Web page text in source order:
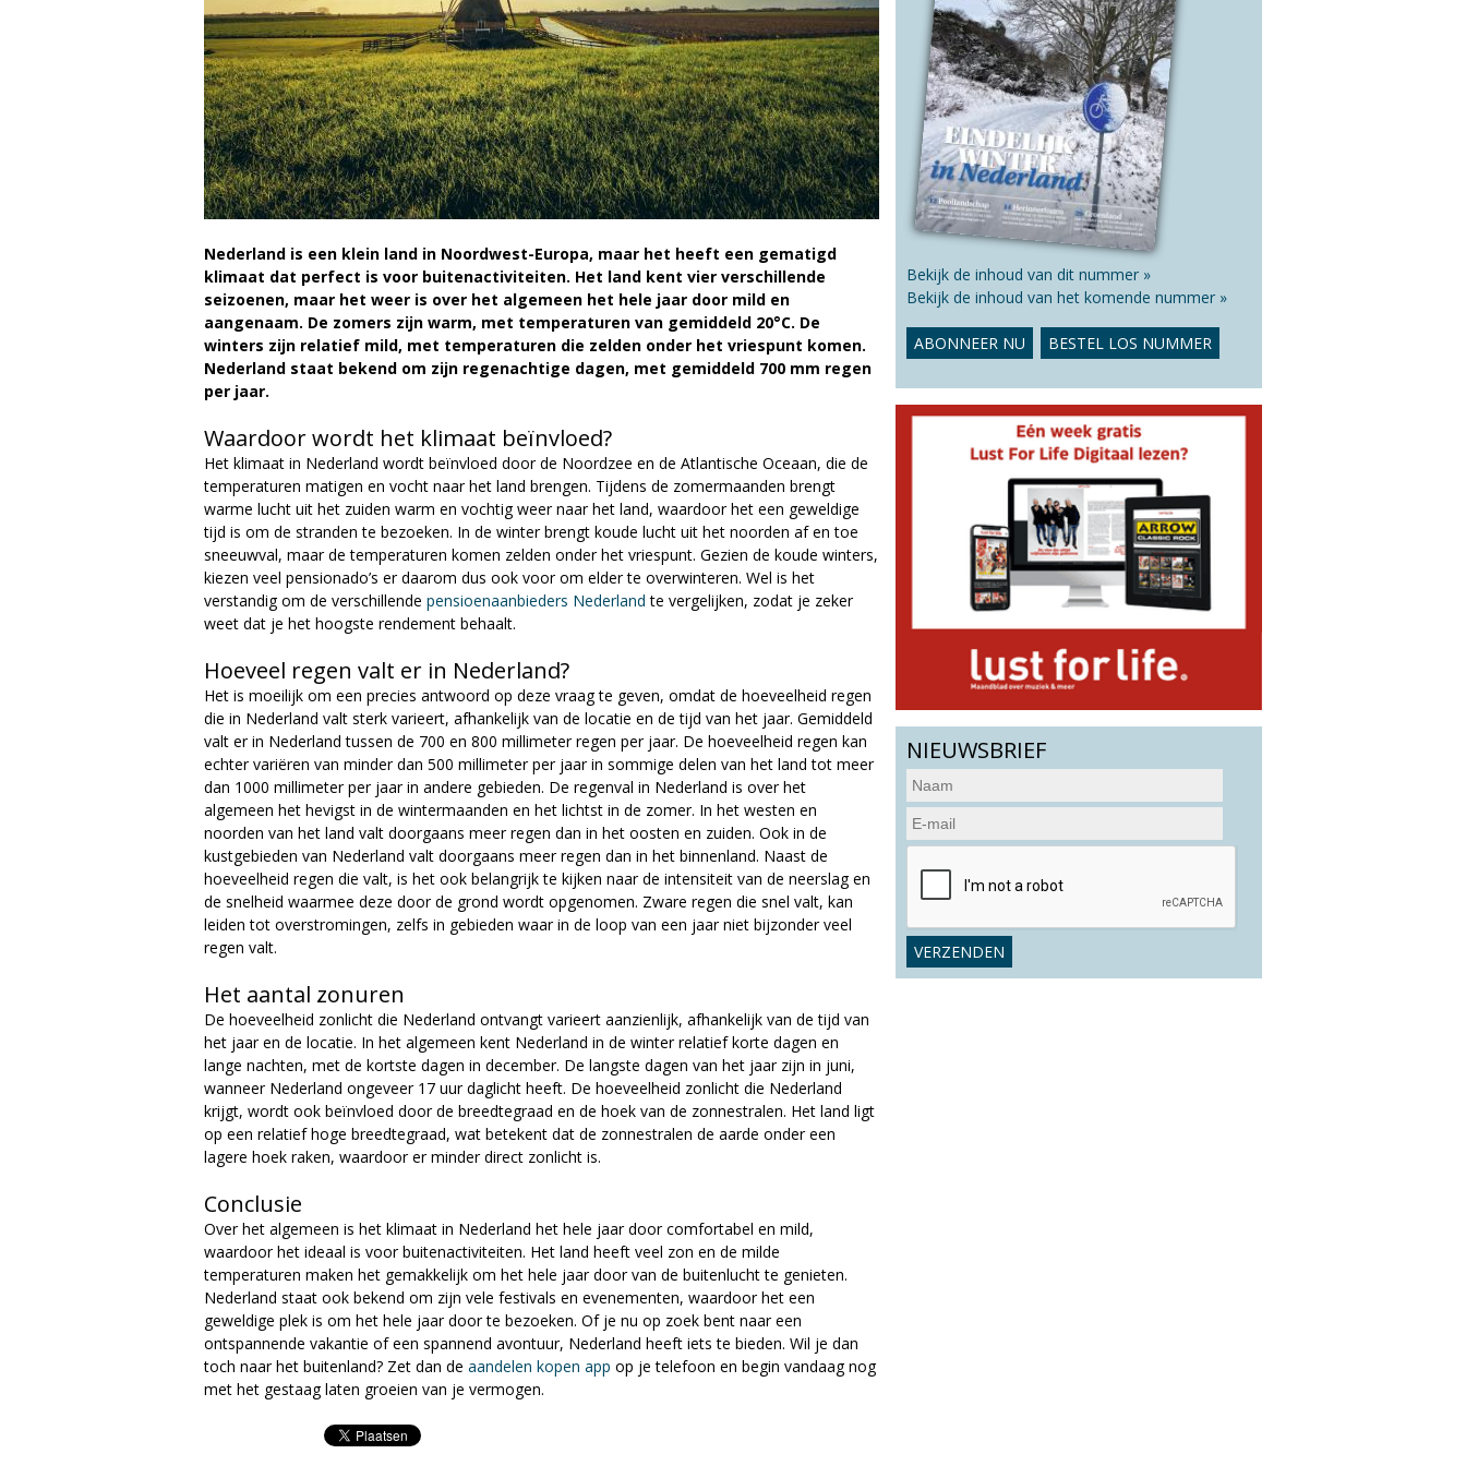
a
g
a
z
i
n
e
Nederland is een klein land in Noordwest-Europa, maar het heeft een gematigd
klimaat dat perfect is voor buitenactiviteiten. Het land kent vier verschillende
seizoenen, maar het weer is over het algemeen het hele jaar door mild en
aangenaam. De zomers zijn warm, met temperaturen van gemiddeld 20°C. De
winters zijn relatief mild, met temperaturen die zelden onder het vriespunt komen.
Nederland staat bekend om zijn regenachtige dagen, met gemiddeld 700 mm regen
per jaar.
Waardoor wordt het klimaat beïnvloed?
Het klimaat in Nederland wordt beïnvloed door de Noordzee en de Atlantische Oceaan, die de
temperaturen matigen en vocht naar het land brengen. Tijdens de zomermaanden brengt
warme lucht uit het zuiden warm en vochtig weer naar het land, waardoor het een geweldige
tijd is om de stranden te bezoeken. In de winter brengt koude lucht uit het noorden af en toe
sneeuwval, maar de temperaturen komen zelden onder het vriespunt. Gezien de koude winters,
kiezen veel pensionado’s er daarom dus ook voor om elder te overwinteren. Wel is het
verstandig om de verschillende pensioenaanbieders Nederland te vergelijken, zodat je zeker
weet dat je het hoogste rendement behaalt.
Hoeveel regen valt er in Nederland?
Het is moeilijk om een precies antwoord op deze vraag te geven, omdat de hoeveelheid regen
die in Nederland valt sterk varieert, afhankelijk van de locatie en de tijd van het jaar. Gemiddeld
valt er in Nederland tussen de 700 en 800 millimeter regen per jaar. De hoeveelheid regen kan
echter variëren van minder dan 500 millimeter per jaar in sommige delen van het land tot meer
dan 1000 millimeter per jaar in andere gebieden. De regenval in Nederland is over het
algemeen het hevigst in de wintermaanden en het lichtst in de zomer. In het westen en
noorden van het land valt doorgaans meer regen dan in het oosten en zuiden. Ook in de
kustgebieden van Nederland valt doorgaans meer regen dan in het binnenland. Naast de
hoeveelheid regen die valt, is het ook belangrijk te kijken naar de intensiteit van de neerslag en
de snelheid waarmee deze door de grond wordt opgenomen. Zware regen die snel valt, kan
leiden tot overstromingen, zelfs in gebieden waar in de loop van een jaar niet bijzonder veel
regen valt.
Het aantal zonuren
De hoeveelheid zonlicht die Nederland ontvangt varieert aanzienlijk, afhankelijk van de tijd van
het jaar en de locatie. In het algemeen kent Nederland in de winter relatief korte dagen en
lange nachten, met de kortste dagen in december. De langste dagen van het jaar zijn in juni,
wanneer Nederland ongeveer 17 uur daglicht heeft. De hoeveelheid zonlicht die Nederland
krijgt, wordt ook beïnvloed door de breedtegraad en de hoek van de zonnestralen. Het land ligt
op een relatief hoge breedtegraad, wat betekent dat de zonnestralen de aarde onder een
lagere hoek raken, waardoor er minder direct zonlicht is.
Conclusie
Over het algemeen is het klimaat in Nederland het hele jaar door comfortabel en mild,
waardoor het ideaal is voor buitenactiviteiten. Het land heeft veel zon en de milde
temperaturen maken het gemakkelijk om het hele jaar door van de buitenlucht te genieten.
Nederland staat ook bekend om zijn vele festivals en evenementen, waardoor het een
geweldige plek is om het hele jaar door te bezoeken. Of je nu op zoek bent naar een
ontspannende vakantie of een spannend avontuur, Nederland heeft iets te bieden. Wil je dan
toch naar het buitenland? Zet dan de aandelen kopen app op je telefoon en begin vandaag nog
met het gestaag laten groeien van je vermogen.
Bekijk de inhoud van dit nummer »
Bekijk de inhoud van het komende nummer »
ABONNEER NU BESTEL LOS NUMMER
NIEUWSBRIEF